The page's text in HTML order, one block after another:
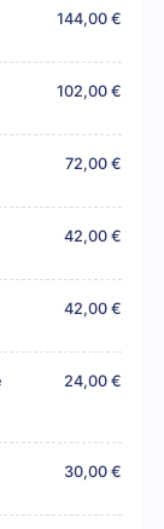
144,00 €
102,00 €
72,00 €
42,00 €
42,00 €
24,00 €
30,00 €